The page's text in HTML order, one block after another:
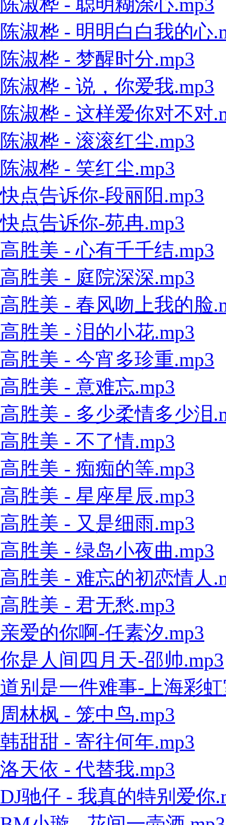
陈淑桦 - 明明白白我的心
陈淑桦 - 梦醒时分.mp3
陈淑桦 - 说，你爱我.mp3
陈淑桦 - 这样爱你对不对
陈淑桦 - 滚滚红尘.mp3
陈淑桦 - 笑红尘.mp3
快点告诉你-段丽阳.mp3
快点告诉你-苑冉.mp3
高胜美 - 心有千千结.mp3
高胜美 - 庭院深深.mp3
高胜美 - 春风吻上我的脸
高胜美 - 泪的小花.mp3
高胜美 - 今宵多珍重.mp3
高胜美 - 意难忘.mp3
高胜美 - 多少柔情多少泪
高胜美 - 不了情.mp3
高胜美 - 痴痴的等.mp3
高胜美 - 星座星辰.mp3
高胜美 - 又是细雨.mp3
高胜美 - 绿岛小夜曲.mp3
高胜美 - 难忘的初恋情人
高胜美 - 君无愁.mp3
亲爱的你啊-任素汐.mp3
你是人间四月天-邵帅.mp3
道别是一件难事-上海彩
周林枫 - 笼中鸟.mp3
韩甜甜 - 寄往何年.mp3
洛天依 - 代替我.mp3
DJ驰仔 - 我真的特别爱你